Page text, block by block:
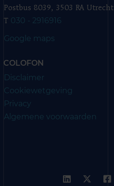
Postbus 8039, 3503 RA Utrecht
T 030 - 2916916
Google maps
COLOFON
Disclaimer
Cookiewetgeving
Privacy
Algemene voorwaarden